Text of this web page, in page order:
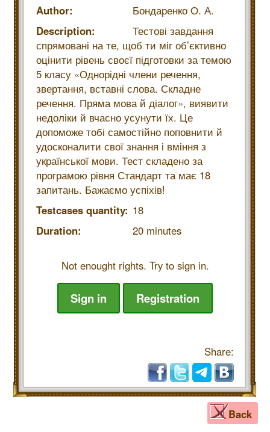
Author:
Бондаренко О. А.
Description:
Тестові завдання
спрямовані на те, щоб ти міг об’єктивно
оцінити рівень своєї підготовки за темою
5 класу «Однорідні члени речення,
звертання, вставні слова. Складне
речення. Пряма мова й діалог», виявити
недоліки й вчасно усунути їх. Це
допоможе тобі самостійно поповнити й
удосконалити свої знання і вміння з
української мови. Тест складено за
програмою рівня Стандарт та має 18
запитань. Бажаємо успіхів!
Testcases quantity: 18
Duration:
20 minutes
Not enought rights. Try to sign in.
Sign in Registration
Share:
Back